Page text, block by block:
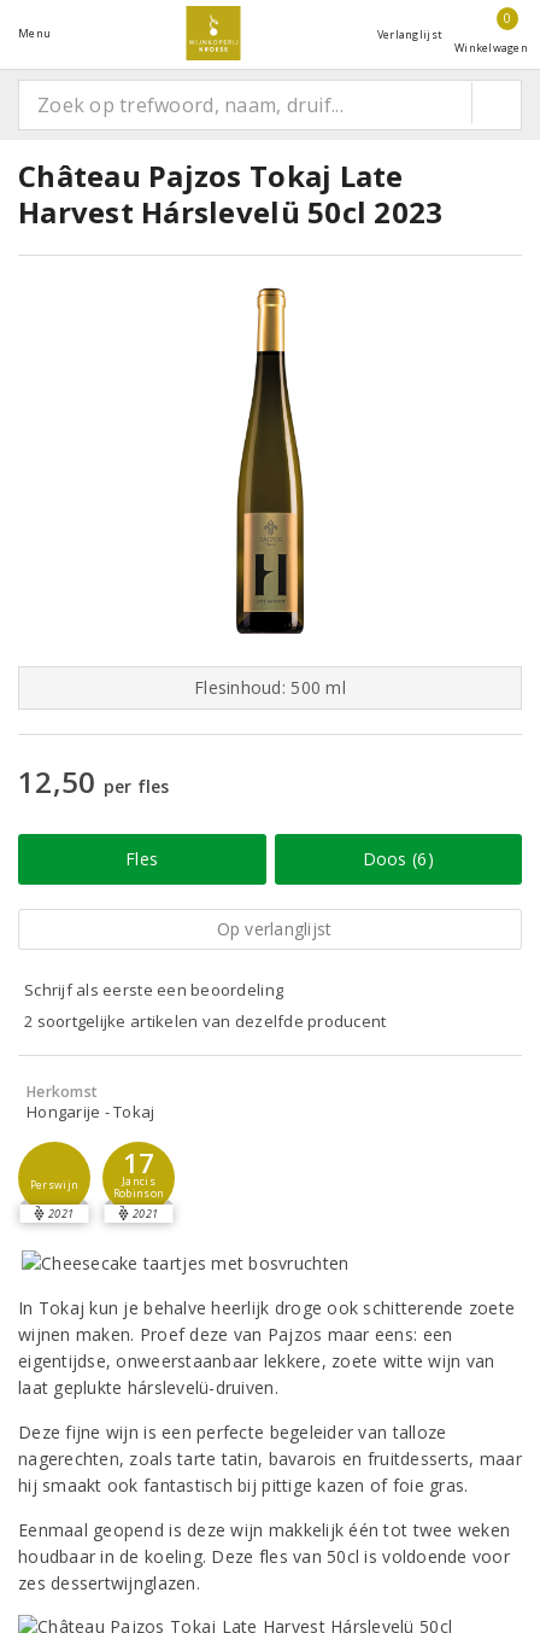
Menu Verlanglijst
0
Winkelwagen
Château Pajzos Tokaj Late
Harvest Hárslevelü 50cl 2023
Flesinhoud: 500 ml
12,50 per fles
Fles Doos (6)
Op verlanglijst
Schrijf als eerste een beoordeling
2 soortgelijke artikelen van dezelfde producent
Herkomst
Hongarije - Tokaj
Perswijn
2021
17
Jancis
Robinson
2021
In Tokaj kun je behalve heerlijk droge ook schitterende zoete
wijnen maken. Proef deze van Pajzos maar eens: een
eigentijdse, onweerstaanbaar lekkere, zoete witte wijn van
laat geplukte hárslevelü-druiven.
Deze fijne wijn is een perfecte begeleider van talloze
nagerechten, zoals tarte tatin, bavarois en fruitdesserts, maar
hij smaakt ook fantastisch bij pittige kazen of foie gras.
Eenmaal geopend is deze wijn makkelijk één tot twee weken
houdbaar in de koeling. Deze fles van 50cl is voldoende voor
zes dessertwijnglazen.